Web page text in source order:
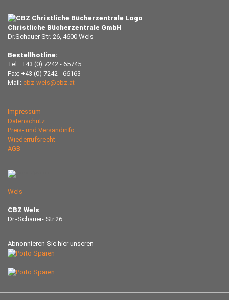
Christliche Bücherzentrale GmbH
Dr.Schauer Str. 26, 4600 Wels
Bestellhotline:
Tel.: +43 (0) 7242 - 65745
Fax: +43 (0) 7242 - 66163
Mail: cbz-wels@cbz.at
Impressum
Datenschutz
Preis- und Versandinfo
Wiederrufsrecht
AGB
Wels
CBZ Wels
Dr.-Schauer- Str.26
Abnonnieren Sie hier unseren